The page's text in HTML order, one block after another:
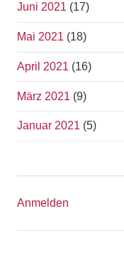
Juni 2021 (17)
Mai 2021 (18)
April 2021 (16)
März 2021 (9)
Januar 2021 (5)
Anmelden